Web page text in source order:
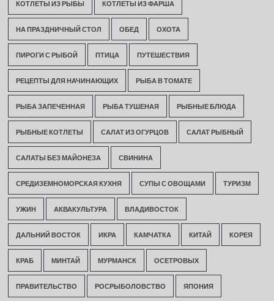
КОТЛЕТЫ ИЗ РЫБЫ КОТЛЕТЫ ИЗ ФАРША
НА ПРАЗДНИЧНЫЙ СТОЛ ОБЕД ОХОТА
ПИРОГИ С РЫБОЙ ПТИЦА ПУТЕШЕСТВИЯ
РЕЦЕПТЫ ДЛЯ НАЧИНАЮЩИХ РЫБА В ТОМАТЕ
РЫБА ЗАПЕЧЕННАЯ РЫБА ТУШЕНАЯ РЫБНЫЕ БЛЮДА
РЫБНЫЕ КОТЛЕТЫ САЛАТ ИЗ ОГУРЦОВ САЛАТ РЫБНЫЙ
САЛАТЫ БЕЗ МАЙОНЕЗА СВИНИНА
СРЕДИЗЕМНОМОРСКАЯ КУХНЯ СУПЫ С ОВОЩАМИ ТУРИЗМ
УЖИН АКВАКУЛЬТУРА ВЛАДИВОСТОК
ДАЛЬНИЙ ВОСТОК ИКРА КАМЧАТКА КИТАЙ КОРЕЯ
КРАБ МИНТАЙ МУРМАНСК ОСЕТРОВЫХ
ПРАВИТЕЛЬСТВО РОСРЫБОЛОВСТВО ЯПОНИЯ